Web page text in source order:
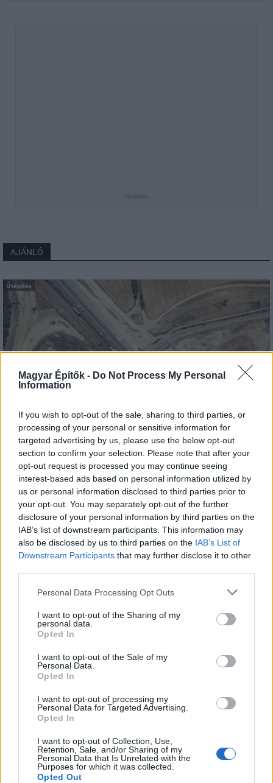
Magyar Építők - Do Not Process My Personal
Information
If you wish to opt-out of the sale, sharing to third parties, or
processing of your personal or sensitive information for
targeted advertising by us, please use the below opt-out
section to confirm your selection. Please note that after your
opt-out request is processed you may continue seeing
interest-based ads based on personal information utilized by
us or personal information disclosed to third parties prior to
your opt-out. You may separately opt-out of the further
disclosure of your personal information by third parties on the
IAB’s list of downstream participants. This information may
also be disclosed by us to third parties on the IAB’s List of
Downstream Participants that may further disclose it to other
Please note that this website/app uses one or more Google
not limited to your visit or usage behaviour. You may click to
grant or deny consent to Google and its third-party tags to
use your data for below specified purposes in below Google
consent section.
Personal Data Processing Opt Outs
I want to opt-out of the Sharing of my
personal data.
Opted In
I want to opt-out of the Sale of my
Personal Data.
Opted In
I want to opt-out of processing my
Personal Data for Targeted Advertising.
Opted In
I want to opt-out of Collection, Use,
Retention, Sale, and/or Sharing of my
Personal Data that Is Unrelated with the
Purposes for which it was collected.
Opted Out
hirdetés
AJÁNLÓ
Útépítés
MKIF Magyar Koncessziós Infrastruktúra Fejlesztő Zrt.
M1-es autópálya
M1 bővítés: már zajlik a teljesen új Bicske Kelet
csomópont építése
Tizenegy meglévő csomópontot korszerűsít és négy új,
különszintű csomópontot hoz létre az MKIF az M1-es
bővítésénél.
Útépítés
Flórián tér KM Építő Kft.
Látványos építési szakasz indult be a Flórián téri
felüljárón
A tartós nyári hőség jelentős kihívás elé állítja a KM Építőt,